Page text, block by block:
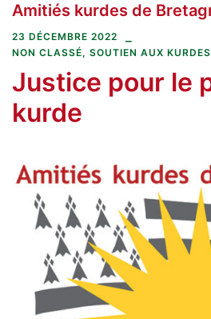
Aller
au
contenu
Amitiés kurdes de
23 DÉCEMBRE 2022
NON CLASSÉ, SOUTIEN AUX
Justice pour le
kurde